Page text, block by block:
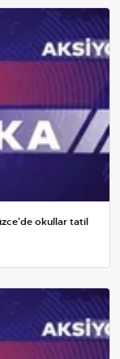
okullar tatil